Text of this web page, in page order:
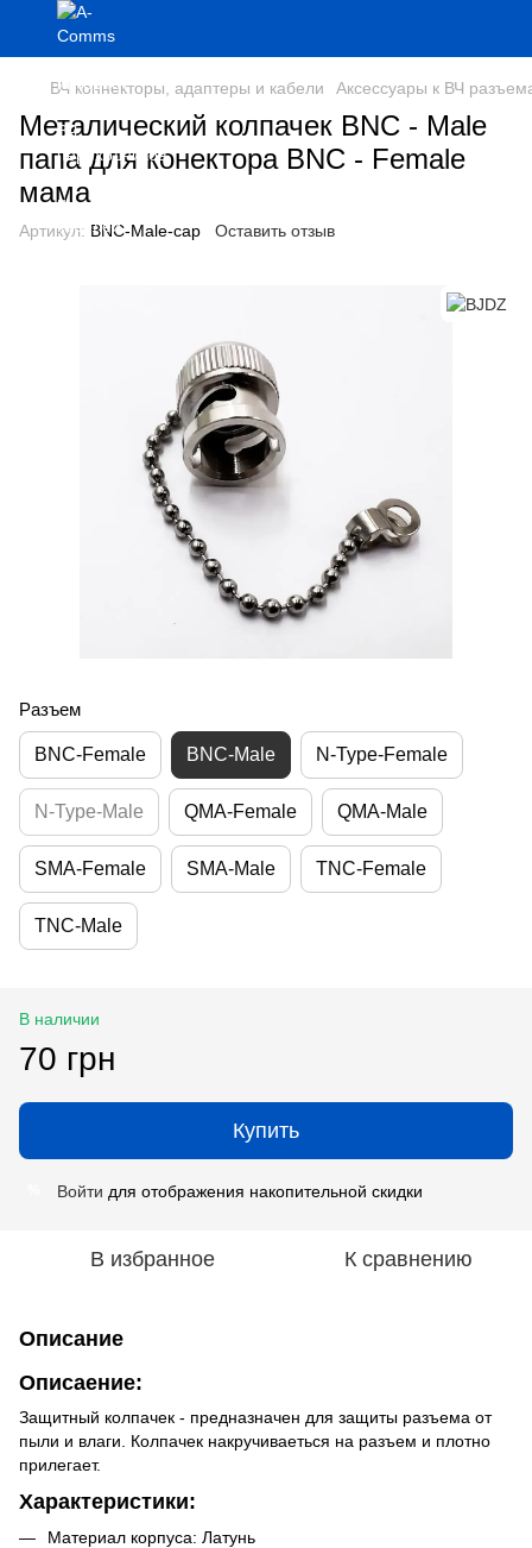
ВЧ коннекторы, адаптеры и кабели Аксессуары к ВЧ
Металический колпачек BNC - Male
папа для конектора BNC - Female
мама
Артикул: BNC-Male-cap Оставить отзыв
Разъем
BNC-Female BNC-Male N-Type-Female
N-Type-Male QMA-Female QMA-Male
SMA-Female SMA-Male TNC-Female
TNC-Male
В наличии
70 грн
Купить
Войти для отображения накопительной скидки
В избранное К сравнению
Описание
Описаение:
Защитный колпачек - предназначен для защиты разъема от
пыли и влаги. Колпачек накручиваеться на разъем и плотно
прилегает.
Характеристики:
Материал корпуса: Латунь